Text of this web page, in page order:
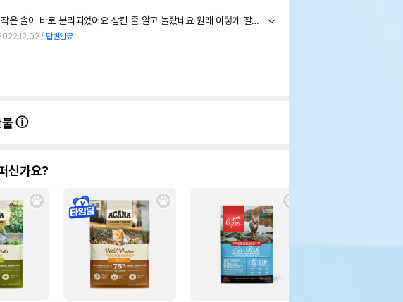
사용하는데 작은 솔이 바로 분리되었어요 삼킨 줄 알고 놀랐네요 원래 이렇게 잘 떨어지나요?
답변완료
불
신가요?